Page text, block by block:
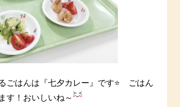
ごはんは『七夕カレー』です⭐️ ごはん
す！おいしいね～